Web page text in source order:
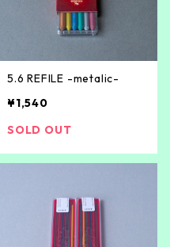
5.6 REFILE -metalic-
¥1,540
SOLD OUT